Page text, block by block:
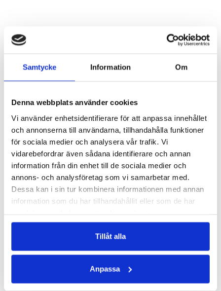
Samtycke Information Om
Denna webbplats använder cookies
Vi använder enhetsidentifierare för att anpassa innehållet
och annonserna till användarna, tillhandahålla funktioner
för sociala medier och analysera vår trafik. Vi
vidarebefordrar även sådana identifierare och annan
information från din enhet till de sociala medier och
annons- och analysföretag som vi samarbetar med.
Dessa kan i sin tur kombinera informationen med annan
information som du har tillhandahållit eller som de har
Tillåt alla
Anpassa